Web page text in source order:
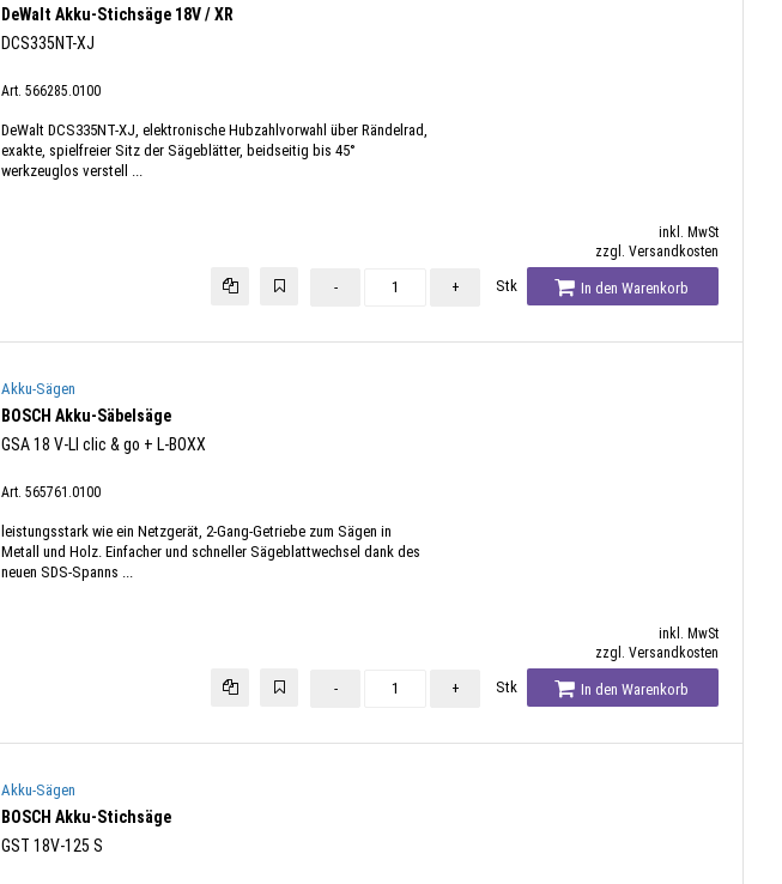
DeWalt Akku-Stichsäge 18V / XR
DCS335NT-XJ
Art. 566285.0100
DeWalt DCS335NT-XJ, elektronische Hubzahlvorwahl über Rändelrad,
exakte, spielfreier Sitz der Sägeblätter, beidseitig bis 45°
werkzeuglos verstell ...
inkl. MwSt
zzgl. Versandkosten
- + Stk In den Warenkorb
Akku-Sägen
BOSCH Akku-Säbelsäge
GSA 18 V-LI clic & go + L-BOXX
Art. 565761.0100
leistungsstark wie ein Netzgerät, 2-Gang-Getriebe zum Sägen in
Metall und Holz. Einfacher und schneller Sägeblattwechsel dank des
neuen SDS-Spanns ...
inkl. MwSt
zzgl. Versandkosten
- + Stk In den Warenkorb
Akku-Sägen
BOSCH Akku-Stichsäge
GST 18V-125 S